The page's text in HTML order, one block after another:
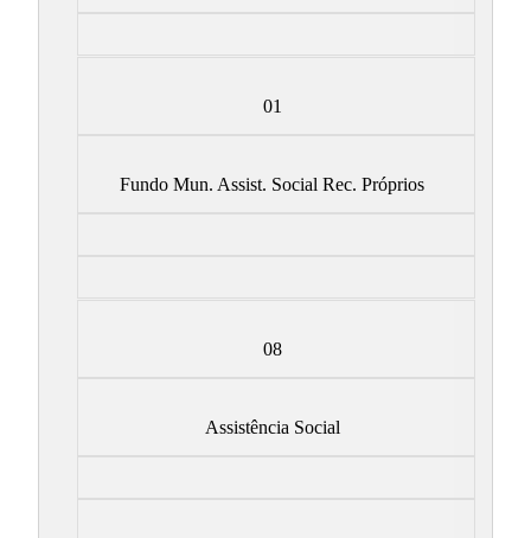
01
Fundo Mun. Assist. Social Rec. Próprios
08
Assistência Social